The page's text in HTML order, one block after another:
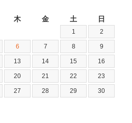
木 金 土 日
1 2
6 7 8 9
13 14 15 16
20 21 22 23
27 28 29 30